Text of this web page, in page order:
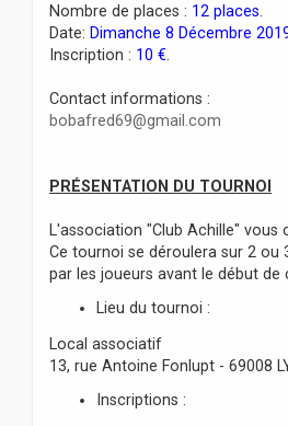
g
e
Nombre de places : 12 places
Date: Dimanche 8 Décembre
Inscription : 10 €
Contact informations :
bobafred69@gmail.com
PRÉSENTATION DU TOURNOI
L'association "Club Achille" vous
Ce tournoi se déroulera sur 2 ou
par les joueurs avant le début de
Lieu du tournoi :
Local associatif
13, rue Antoine Fonlupt - 69008
Inscriptions :